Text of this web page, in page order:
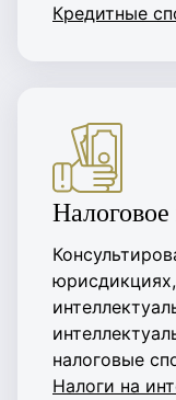
Кредитные
Налоговое
налоговые
Налоги на